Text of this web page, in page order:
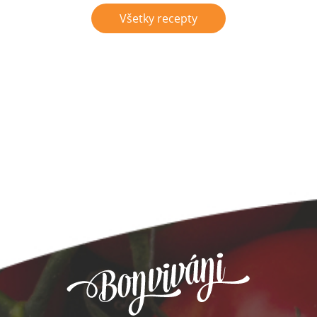
Všetky recepty